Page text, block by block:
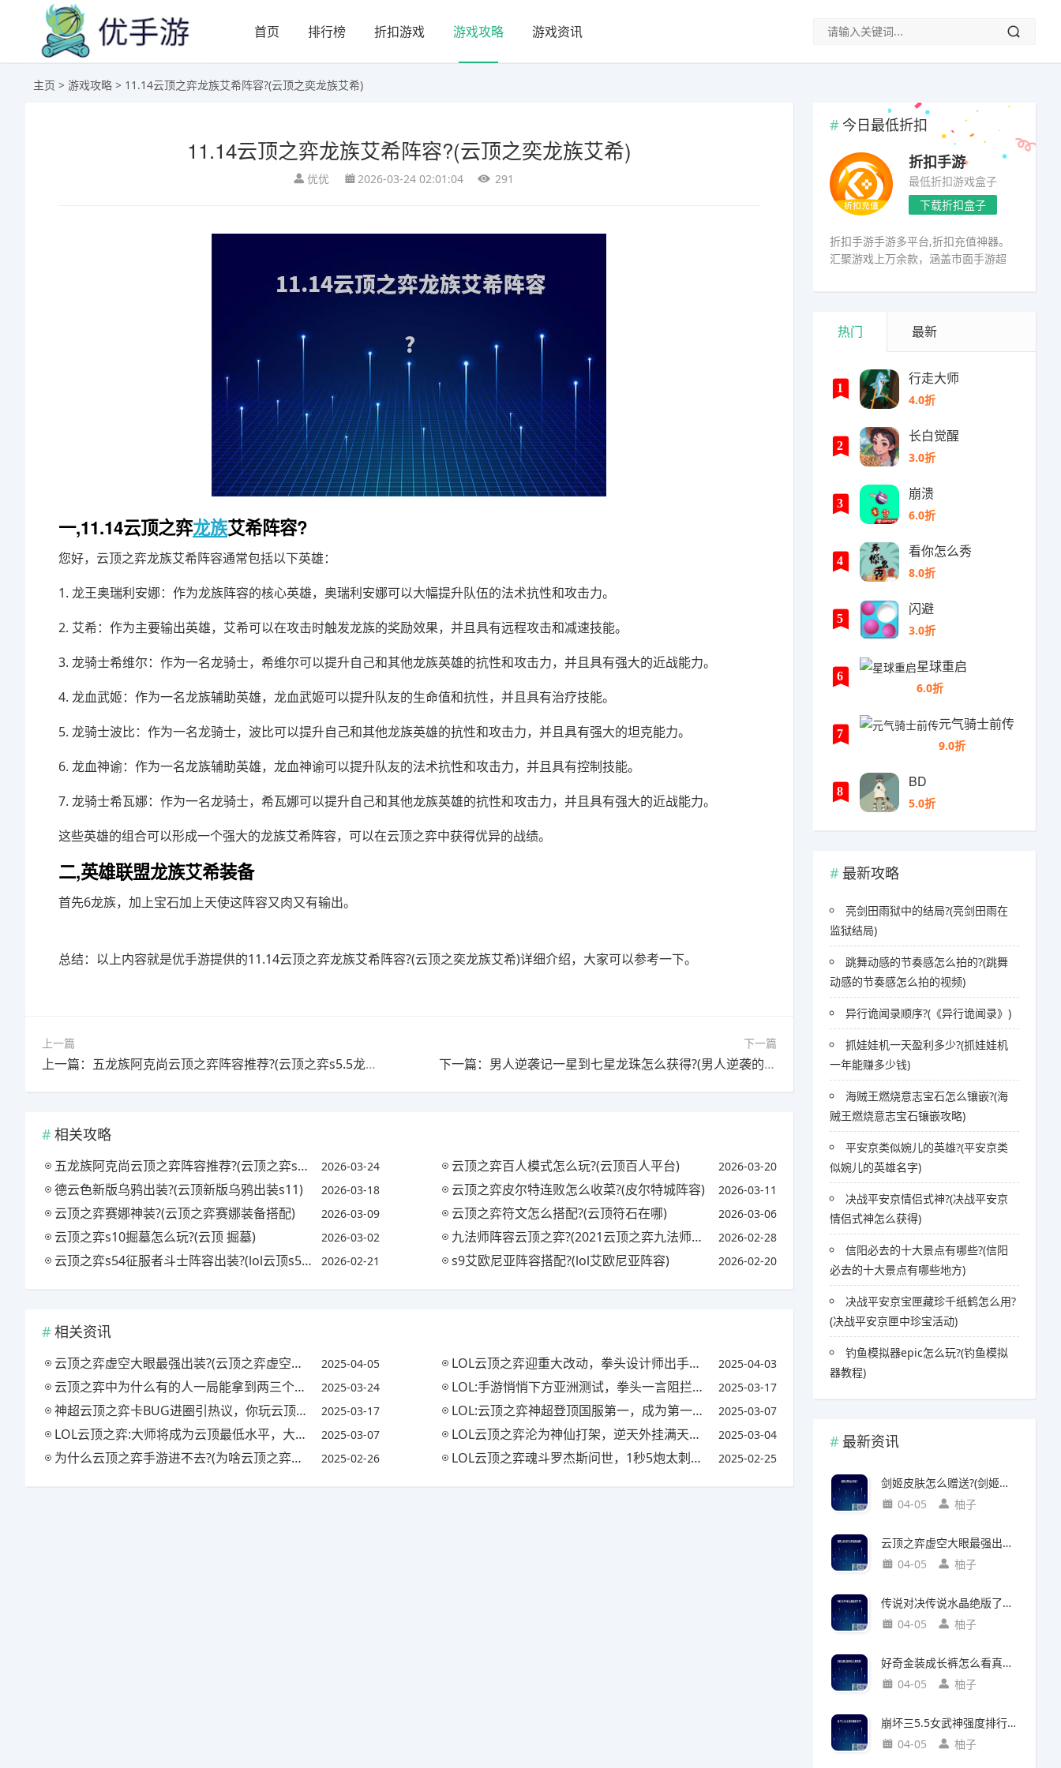
首页 排行榜 折扣游戏 游戏攻略 游戏资讯
主页 > 游戏攻略 > 11.14云顶之弈龙族艾希阵容?(云顶之奕龙族艾希)
11.14云顶之弈龙族艾希阵容?(云顶之奕龙族艾希)
优优 2026-03-24 02:01:04 291
一,11.14云顶之弈龙族艾希阵容?
您好，云顶之弈龙族艾希阵容通常包括以下英雄：
1. 龙王奥瑞利安娜：作为龙族阵容的核心英雄，奥瑞利安娜可以大幅提升队伍的法术抗性和攻击力。
2. 艾希：作为主要输出英雄，艾希可以在攻击时触发龙族的奖励效果，并且具有远程攻击和减速技能。
3. 龙骑士希维尔：作为一名龙骑士，希维尔可以提升自己和其他龙族英雄的抗性和攻击力，并且具有强大的近战能力。
4. 龙血武姬：作为一名龙族辅助英雄，龙血武姬可以提升队友的生命值和抗性，并且具有治疗技能。
5. 龙骑士波比：作为一名龙骑士，波比可以提升自己和其他龙族英雄的抗性和攻击力，并且具有强大的坦克能力。
6. 龙血神谕：作为一名龙族辅助英雄，龙血神谕可以提升队友的法术抗性和攻击力，并且具有控制技能。
7. 龙骑士希瓦娜：作为一名龙骑士，希瓦娜可以提升自己和其他龙族英雄的抗性和攻击力，并且具有强大的近战能力。
这些英雄的组合可以形成一个强大的龙族艾希阵容，可以在云顶之弈中获得优异的战绩。
二,英雄联盟龙族艾希装备
首先6龙族，加上宝石加上天使这阵容又肉又有输出。
总结：以上内容就是优手游提供的11.14云顶之弈龙族艾希阵容?(云顶之奕龙族艾希)详细介绍，大家可以参考一下。
上一篇
上一篇：五龙族阿克尚云顶之弈阵容推荐?(云顶之弈s5.5龙族阿克尚)
下一篇
下一篇：男人逆袭记一星到七星龙珠怎么获得?(男人逆袭的故事)
相关攻略
五龙族阿克尚云顶之弈阵容推荐?(云顶之弈s5.5龙族阿克尚) 2026-03-24 云顶之弈百人模式怎么玩?(云顶百人平台) 2026-03-20
德云色新版乌鸦出装?(云顶新版乌鸦出装s11) 2026-03-18 云顶之弈皮尔特连败怎么收菜?(皮尔特城阵容) 2026-03-11
云顶之弈赛娜神装?(云顶之弈赛娜装备搭配) 2026-03-09 云顶之弈符文怎么搭配?(云顶符石在哪) 2026-03-06
云顶之弈s10掘墓怎么玩?(云顶 掘墓) 2026-03-02 九法师阵容云顶之弈?(2021云顶之弈九法师阵容搭配) 2026-02-28
云顶之弈s54征服者斗士阵容出装?(lol云顶s5征服者出装) 2026-02-21 s9艾欧尼亚阵容搭配?(lol艾欧尼亚阵容) 2026-02-20
相关资讯
云顶之弈虚空大眼最强出装?(云顶之弈虚空之眼出装) 2025-04-05 LOL云顶之弈迎重大改动，拳头设计师出手将6刺客阵容属性大削，虚空刺玩法还能玩吗? 2025-04-03
云顶之弈中为什么有的人一局能拿到两三个三星英雄?有什么技巧吗? 2025-03-24 LOL:手游悄悄下方亚洲测试，拳头一言阻拦中国玩家，但卡牌游戏即将上线，你怎么看? 2025-03-17
神超云顶之弈卡BUG进圈引热议，你玩云顶之弈的时候卡过BUG么?(云顶之弈不出卡) 2025-03-17 LOL:云顶之弈神超登顶国服第一，成为第一个超凡大师，你觉得他的水平如何? 2025-03-07
LOL云顶之弈:大师将成为云顶最低水平，大师以下不掉段!S3排位大爆料，如何评价? 2025-03-07 LOL云顶之弈沦为神仙打架，逆天外挂满天飞，卖家霸气承诺，永不封号，你有何看法? 2025-03-04
为什么云顶之弈手游进不去?(为啥云顶之弈手游进不去) 2025-02-26 LOL云顶之弈魂斗罗杰斯问世，1秒5炮太刺激，3星小法被打傻了，具体如何操作? 2025-02-25
今日最低折扣
折扣手游
最低折扣游戏盒子
下载折扣盒子
折扣手游手游多平台,折扣充值神器。
汇聚游戏上万余款，涵盖市面手游超
热门 最新
1
行走大师
4.0折
2
长白觉醒
3.0折
3
崩溃
6.0折
4
看你怎么秀
8.0折
5
闪避
3.0折
6
星球重启
6.0折
7
元气骑士前传
9.0折
8
BD
5.0折
最新攻略
亮剑田雨狱中的结局?(亮剑田雨在
监狱结局)
跳舞动感的节奏感怎么拍的?(跳舞
动感的节奏感怎么拍的视频)
异行诡闻录顺序?(《异行诡闻录》)
抓娃娃机一天盈利多少?(抓娃娃机
一年能赚多少钱)
海贼王燃烧意志宝石怎么镶嵌?(海
贼王燃烧意志宝石镶嵌攻略)
平安京类似婉儿的英雄?(平安京类
似婉儿的英雄名字)
决战平安京情侣式神?(决战平安京
情侣式神怎么获得)
信阳必去的十大景点有哪些?(信阳
必去的十大景点有哪些地方)
决战平安京宝匣藏珍千纸鹤怎么用?
(决战平安京匣中珍宝活动)
钓鱼模拟器epic怎么玩?(钓鱼模拟
器教程)
最新资讯
剑姬皮肤怎么赠送?(剑姬皮肤怎么赠送给别人)
04-05
柚子
云顶之弈虚空大眼最强出装?(云顶之弈虚空之眼出装)
04-05
柚子
传说对决传说水晶绝版了吗?(传说对决 传说水晶)
04-05
柚子
好奇金装成长裤怎么看真假?(好奇金装成长裤怎么看真假鉴别)
04-05
柚子
崩坏三5.5女武神强度排行?(崩坏三5.2女武神强度)
04-05
柚子